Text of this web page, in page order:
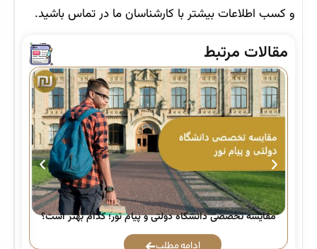
و کسب اطلاعات بیشتر با کارشناسان ما در تماس باشید.
مقالات مرتبط
مقایسه تخصصی دانشگاه دولتی و پیام نور؛ کدام بهتر است؟